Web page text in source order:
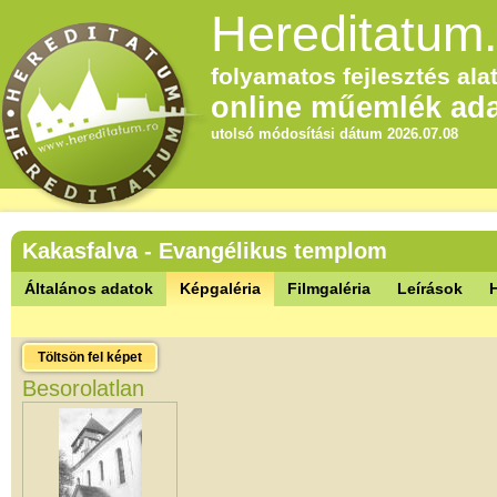
folyamatos fejlesztés
online műemlék
utolsó módosítási dátum 2026.07.08
Kakasfalva - Evangélikus templom
Általános adatok Képgaléria Filmgaléria Leírások
Töltsön fel képet
Besorolatlan